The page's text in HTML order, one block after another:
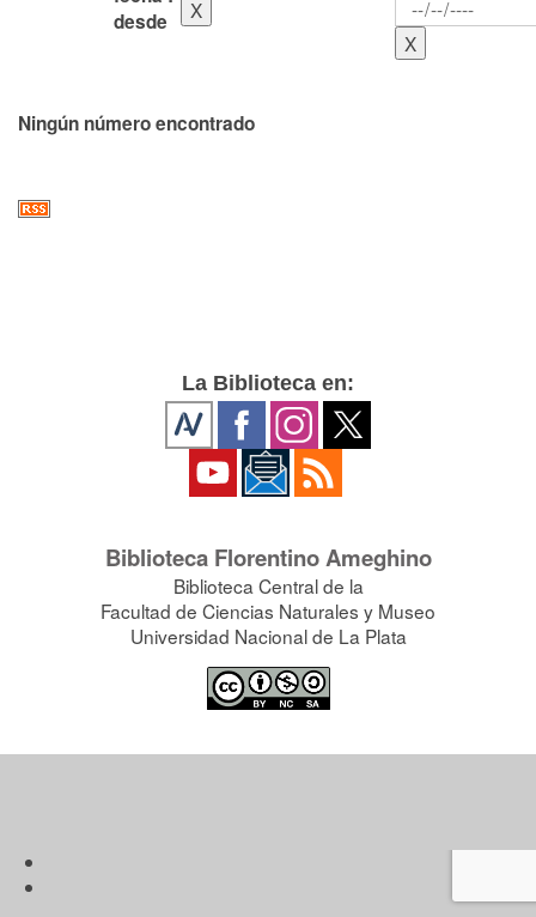
desde
Ningún número encontrado
La Biblioteca en:
Biblioteca Florentino Ameghino
Biblioteca Central de la
Facultad de Ciencias Naturales y Museo
Universidad Nacional de La Plata